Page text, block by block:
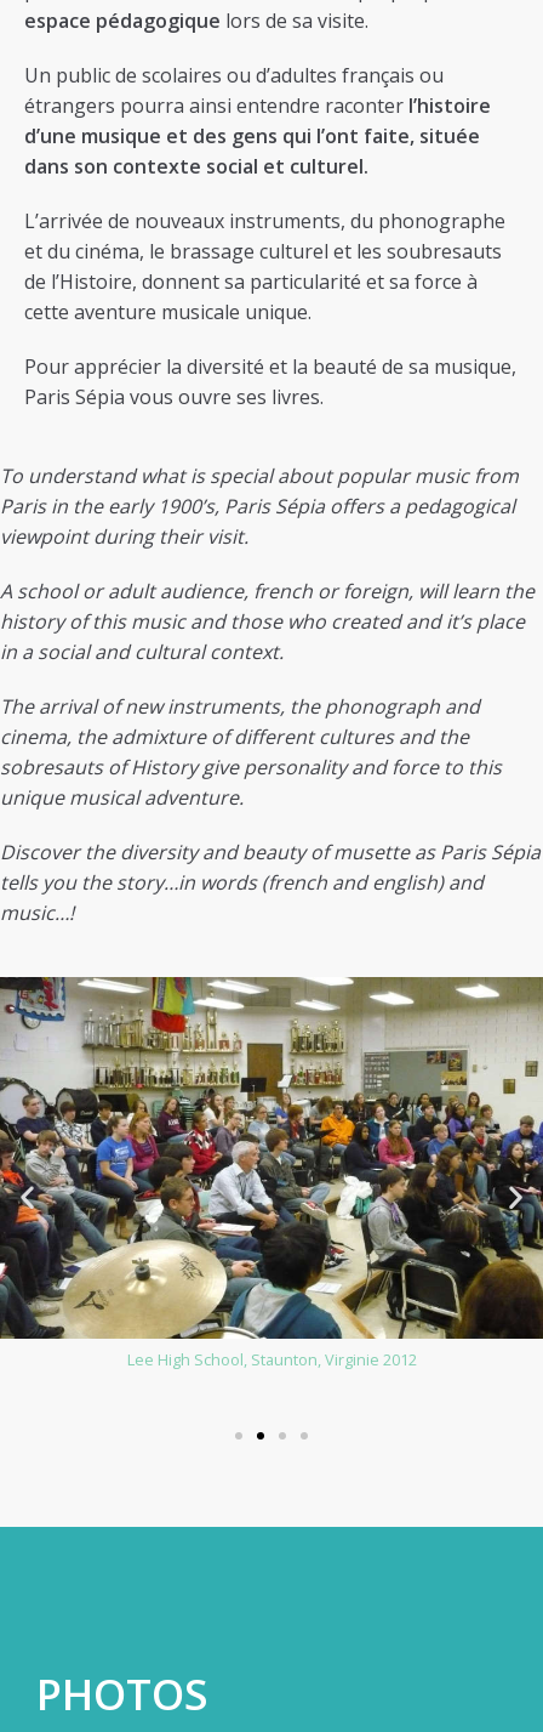
espace pédagogique lors de sa visite.
Un public de scolaires ou d’adultes français ou
étrangers pourra ainsi entendre raconter l’histoire
d’une musique et des gens qui l’ont faite, située
dans son contexte social et culturel.
L’arrivée de nouveaux instruments, du phonographe
et du cinéma, le brassage culturel et les soubresauts
de l’Histoire, donnent sa particularité et sa force à
cette aventure musicale unique.
Pour apprécier la diversité et la beauté de sa musique,
Paris Sépia vous ouvre ses livres.
To understand what is special about popular music from
Paris in the early 1900’s, Paris Sépia offers a pedagogical
viewpoint during their visit.
A school or adult audience, french or foreign, will learn the
history of this music and those who created and it’s place
in a social and cultural context.
The arrival of new instruments, the phonograph and
cinema, the admixture of different cultures and the
sobresauts of History give personality and force to this
unique musical adventure.
Discover the diversity and beauty of musette as Paris Sépia
tells you the story…in words (french and english) and
music…!
PHOTOS